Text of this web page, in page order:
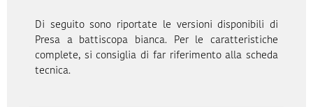
Di seguito sono riportate le versioni disponibili di
Presa a battiscopa bianca. Per le caratteristiche
complete, si consiglia di far riferimento alla scheda
tecnica.